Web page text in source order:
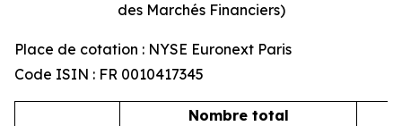
des Marchés Financiers)
Place de cotation : NYSE Euronext Paris
Code ISIN : FR 0010417345
Nombre total